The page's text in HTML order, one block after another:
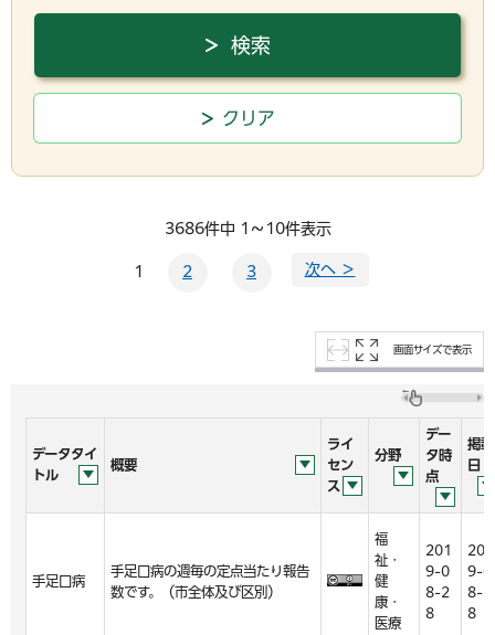
3686件中 1～10件表示
1 2 3 次へ ＞
画面サイズで表示
データタイ
トル
概要
ライ
セン
ス
分野
デー
タ時
点
掲載
日
手足口病
手足口病の週毎の定点当たり報告
数です。（市全体及び区別）
福
祉・
健
康・
医療
201
9-0
8-2
8
201
9-0
8-2
8